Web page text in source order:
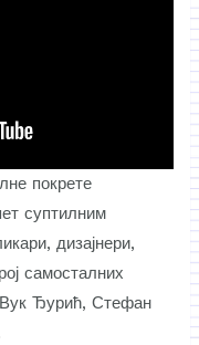
покрете
суптилним
дизајнери,
самосталних
Ђурић, Стефан